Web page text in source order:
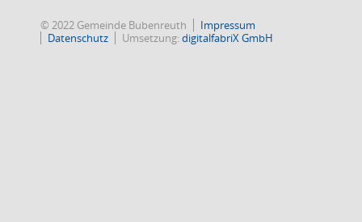
© 2022 Gemeinde Bubenreuth
Impressum
Datenschutz
Umsetzung:digitalfabriX GmbH